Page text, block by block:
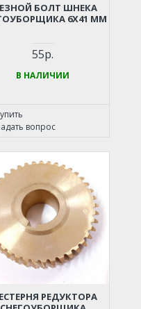
БОЛТ ШНЕКА
6X41 ММ
55р.
В НАЛИЧИИ
вопрос
РЕДУКТОРА